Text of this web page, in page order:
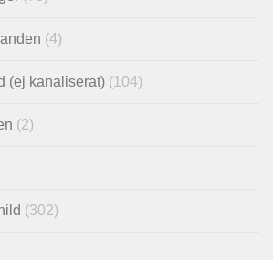
(4)
(ej kanaliserat) (104)
(2)
(302)